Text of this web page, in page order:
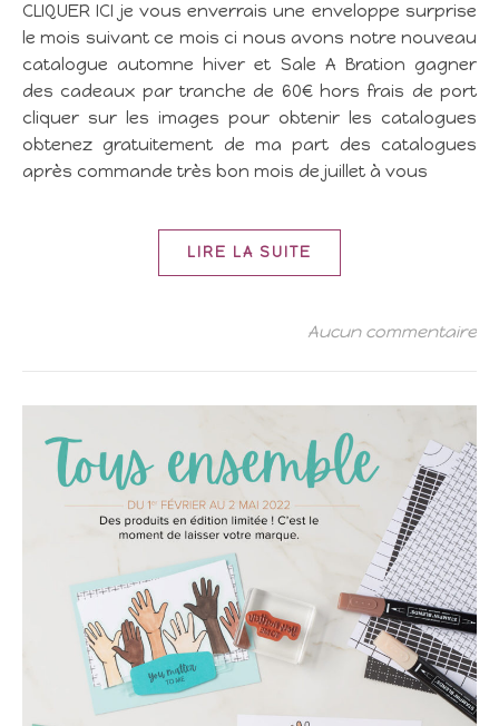
CLIQUER ICI je vous enverrais une enveloppe surprise
le mois suivant ce mois ci nous avons notre nouveau
catalogue automne hiver et Sale A Bration gagner
des cadeaux par tranche de 60€ hors frais de port
cliquer sur les images pour obtenir les catalogues
obtenez gratuitement de ma part des catalogues
après commande très bon mois de juillet à vous
LIRE LA SUITE
Aucun commentaire